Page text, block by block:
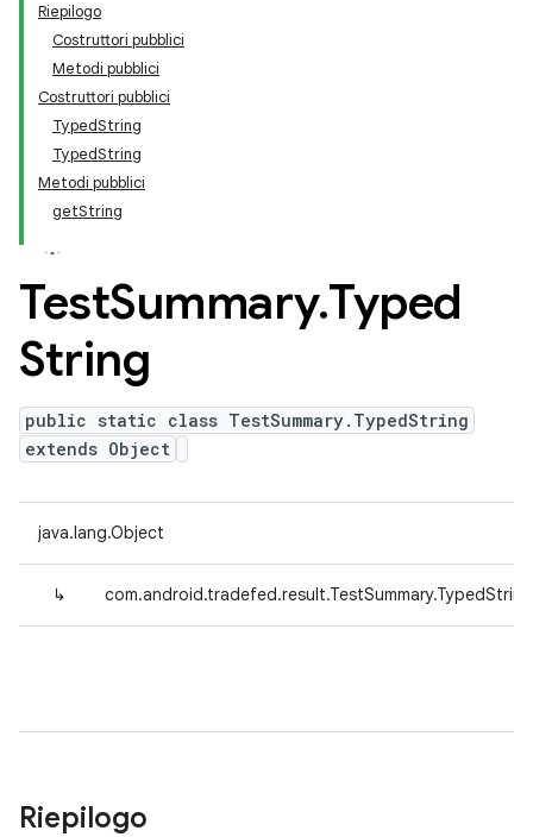
Riepilogo
Costruttori pubblici
Metodi pubblici
Costruttori pubblici
TypedString
TypedString
Metodi pubblici
getString
TestSummary.Typed
String
public static class TestSummary.TypedString
extends Object
java.lang.Object
↳ com.android.tradefed.result.TestSummary.TypedString
Riepilogo